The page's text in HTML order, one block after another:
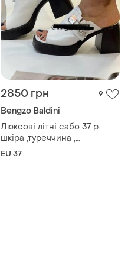
2850 грн 9
Bengzo Baldini
Люксові літні сабо 37 р.
шкіра ,туреччина ,
відеоогляд 🎦 bengzo
EU 37